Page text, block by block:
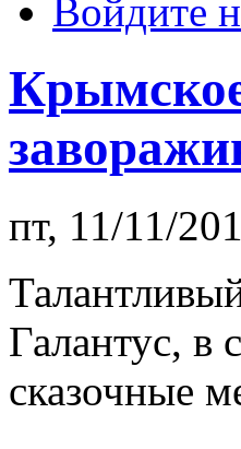
Войдите
пт, 11/11/
Галантус, в
сказочные